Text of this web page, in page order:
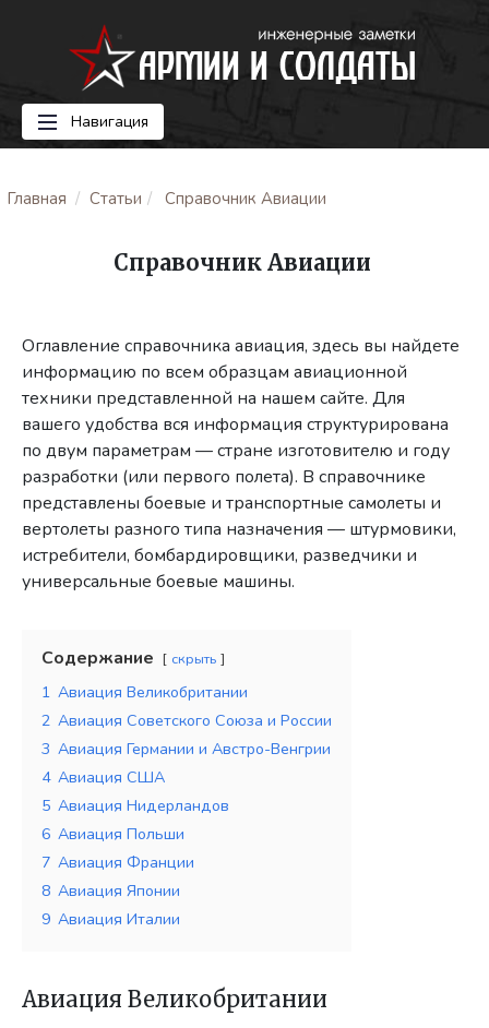
Навигация
Главная Статьи Справочник Авиации
Справочник Авиации
Оглавление справочника авиация, здесь вы найдете
информацию по всем образцам авиационной
техники представленной на нашем сайте. Для
вашего удобства вся информация структурирована
по двум параметрам — стране изготовителю и году
разработки (или первого полета). В справочнике
представлены боевые и транспортные самолеты и
вертолеты разного типа назначения — штурмовики,
истребители, бомбардировщики, разведчики и
универсальные боевые машины.
Содержание скрыть
1 Авиация Великобритании
2 Авиация Советского Союза и России
3 Авиация Германии и Австро-Венгрии
4 Авиация США
5 Авиация Нидерландов
6 Авиация Польши
7 Авиация Франции
8 Авиация Японии
9 Авиация Италии
Авиация Великобритании